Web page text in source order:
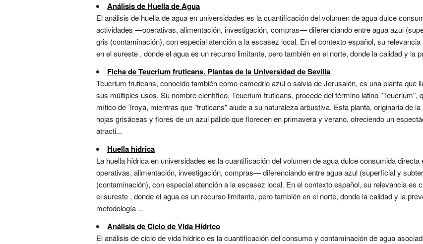
Análisis de Huella de Agua
El análisis de huella de agua en universidades es la cuantificación del volumen de agua dulce
actividades —operativas, alimentación, investigación, compras— diferenciando entre agua azul
gris (contaminación), con especial atención a la escasez local. En el contexto español, su
en el sureste , donde el agua es un recurso limitante, pero también en el norte, donde la calidad y la
Ficha de Teucrium fruticans. Plantas de la Universidad de Sevilla
Teucrium fruticans, conocido también como camedrio azul o salvia de Jerusalén, es una planta que
sus múltiples usos. Su nombre científico, Teucrium fruticans, procede del término latino "Teucrium",
mítico de Troya, mientras que "fruticans" alude a su naturaleza arbustiva. Esta planta, originaria de
hojas grisáceas y flores de un azul pálido que florecen en primavera y verano, ofreciendo un
atracti...
Huella hídrica
La huella hídrica en universidades es la cuantificación del volumen de agua dulce consumida
operativas, alimentación, investigación, compras— diferenciando entre agua azul (superficial y
(contaminación), con especial atención a la escasez local. En el contexto español, su relevancia
el sureste , donde el agua es un recurso limitante, pero también en el norte, donde la calidad y la
metodología ...
Análisis de Ciclo de Vida Hídrico
El análisis de ciclo de vida hídrico es la cuantificación del consumo y contaminación de agua